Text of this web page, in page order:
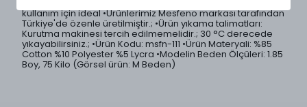
kullanım için ideal •Ürünlerimiz Mesfeno markası tarafından
Türkiye'de özenle üretilmiştir.; •Ürün yıkama talimatları:
Kurutma makinesi tercih edilmemelidir.; 30 °C derecede
yıkayabilirsiniz.; •Ürün Kodu: msfn-111 •Ürün Materyali: %85
Cotton %10 Polyester %5 Lycra •Modelin Beden Ölçüleri: 1.85
Boy, 75 Kilo (Görsel ürün: M Beden)